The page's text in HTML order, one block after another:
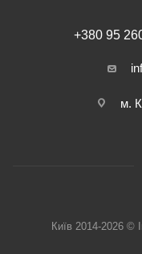
+380 95
м.
Київ 2014-2026 ©